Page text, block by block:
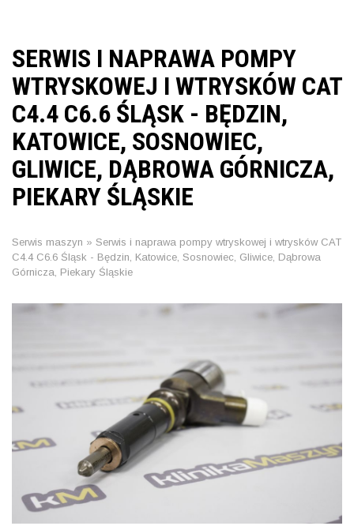
SERWIS I NAPRAWA POMPY
WTRYSKOWEJ I WTRYSKÓW CAT
C4.4 C6.6 ŚLĄSK - BĘDZIN,
KATOWICE, SOSNOWIEC,
GLIWICE, DĄBROWA GÓRNICZA,
PIEKARY ŚLĄSKIE
Serwis maszyn » Serwis i naprawa pompy wtryskowej i wtrysków CAT
C4.4 C6.6 Śląsk - Będzin, Katowice, Sosnowiec, Gliwice, Dąbrowa
Górnicza, Piekary Śląskie